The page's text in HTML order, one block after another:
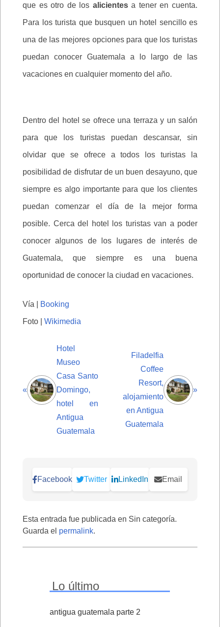
que es otro de los alicientesa tener en cuenta.
Para los turista que busquen un hotel sencillo es
una de las mejores opciones para que los turistas
puedan conocer Guatemala a lo largo de las
vacaciones en cualquier momento del año.
Dentro del hotel se ofrece una terraza y un salón
para que los turistas puedan descansar, sin
olvidar que se ofrece a todos los turistas la
posibilidad de disfrutar de un buen desayuno, que
siempre es algo importante para que los clientes
puedan comenzar el día de la mejor forma
posible. Cerca del hotel los turistas van a poder
conocer algunos de los lugares de interés de
Guatemala, que siempre es una buena
oportunidad de conocer la ciudad en vacaciones.
Vía | Booking
Foto | Wikimedia
«
Hotel
Museo
Casa Santo
Domingo,
hotel en
Antigua
Guatemala
Filadelfia
Coffee
Resort,
alojamiento
en Antigua
Guatemala
»
Facebook Twitter LinkedIn Email
Esta entrada fue publicada en Sin categoría.
Guarda el permalink.
Lo último
antigua guatemala parte 2